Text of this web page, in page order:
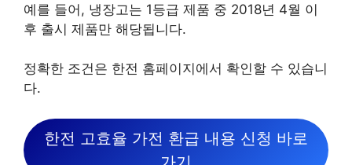
예를 들어, 냉장고는 1등급 제품 중 2018년 4월 이
후 출시 제품만 해당됩니다.
정확한 조건은 한전 홈페이지에서 확인할 수 있습니
다.
한전 고효율 가전 환급 내용 신청 바로